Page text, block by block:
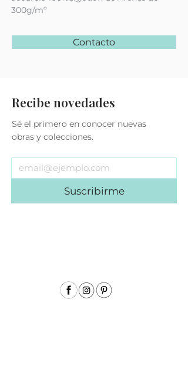
300g/mº
Contacto
Recibe novedades
Sé el primero en conocer nuevas
obras y colecciones.
Suscribirme